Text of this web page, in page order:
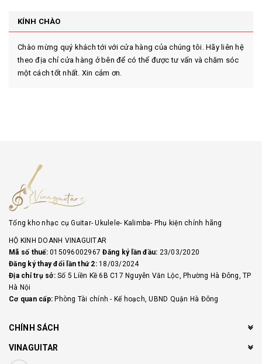
KÍNH CHÀO
Chào mừng quý khách tới với cửa hàng của chúng tôi. Hãy liên hệ
theo địa chỉ cửa hàng ở bên để có thể được tư vấn và chăm sóc
một cách tốt nhất. Xin cảm ơn.
Tổng kho nhạc cụ Guitar- Ukulele- Kalimba- Phụ kiện chính hãng
HỘ KINH DOANH VINAGUITAR
Mã số thuế:015096002967Đăng ký lần đầu: 23/03/2020
Đăng ký thay đổi lần thứ 2:18/03/2024
Địa chỉ trụ sở:Số 5 Liền Kề 6B C17 Nguyễn Văn Lộc, Phường Hà Đông, TP
Hà Nội
Cơ quan cấp: Phòng Tài chính - Kế hoạch, UBND Quận Hà Đông
CHÍNH SÁCH
VINAGUITAR